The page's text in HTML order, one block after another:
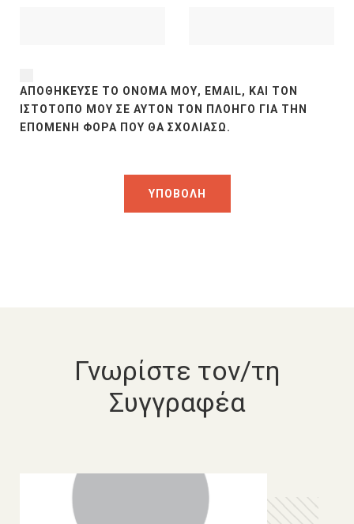
ΑΠΟΘΉΚΕΥΣΕ ΤΟ ΌΝΟΜΆ ΜΟΥ, EMAIL, ΚΑΙ ΤΟΝ
ΙΣΤΌΤΟΠΟ ΜΟΥ ΣΕ ΑΥΤΌΝ ΤΟΝ ΠΛΟΗΓΌ ΓΙΑ ΤΗΝ
ΕΠΌΜΕΝΗ ΦΟΡΆ ΠΟΥ ΘΑ ΣΧΟΛΙΆΣΩ.
Γνωρίστε τον/τη
Συγγραφέα